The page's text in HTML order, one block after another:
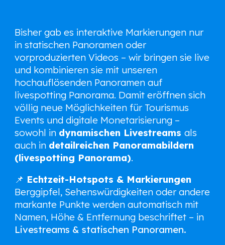
Bisher gab es interaktive Markierungen nur
in statischen Panoramen oder
vorproduzierten Videos – wir bringen sie live
und kombinieren sie mit unseren
hochauflösenden Panoramen auf
livespotting Panorama. Damit eröffnen sich
völlig neue Möglichkeiten für Tourismus
Events und digitale Monetarisierung –
sowohl in dynamischen Livestreamsals
auch in detailreichen Panoramabildern
(livespotting Panorama).
📌 Echtzeit-Hotspots & Markierungen
Berggipfel, Sehenswürdigkeiten oder andere
markante Punkte werden automatisch mit
Namen, Höhe & Entfernung beschriftet – in
Livestreams & statischen Panoramen.